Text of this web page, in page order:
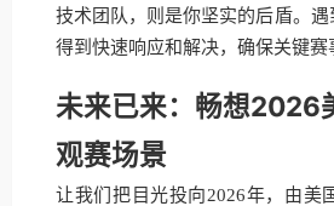
技术团队，则是你坚实的后盾。
得到快速响应和解决，确保关键赛
未来已来：畅想2026
观赛场景
让我们把目光投向2026年，由美